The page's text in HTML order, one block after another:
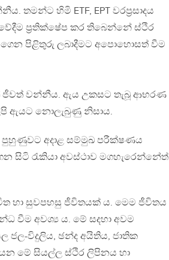
තමන්ට හිමි ETF, EPT වරප්‍රසාදය
ප්‍රතික්ෂේප කර තිබෙන්නේ ස්ථිර
පිළිතුරු ලබාදීමට අපොහොසත් වීම
ජීවත් වන්නීය. ඇය උකසට තැබූ ආභරණ
ඇයට නොලැබුණු නිසාය.
අදාළ සම්මුඛ පරීක්ෂණය
සිටි රැකියා අවස්ථාව මගහැරෙන්නේත්
හා සුවපහසු ජීවිතයක් ය. මෙම ජීවිතය
වීම අවශ්‍ය ය. මේ සදහා අවම
ජල-විදුලිය, ඡන්ද අයිතිය, ජාතික
මේ සියල්ල ස්ථිර ලිපිනය හා